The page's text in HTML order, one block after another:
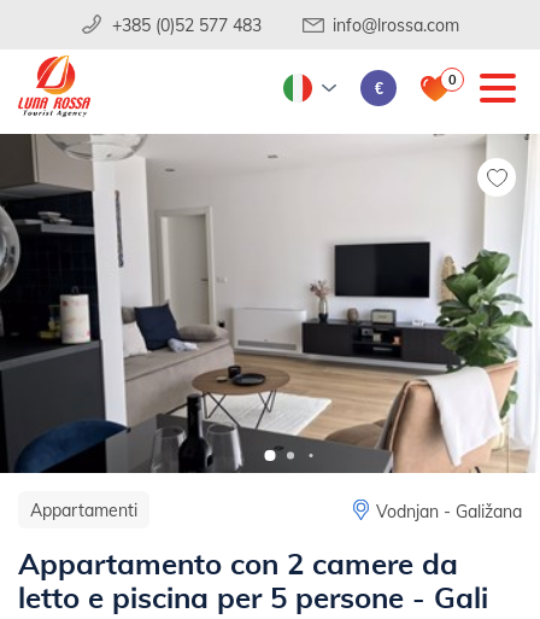
+385 (0)52 577 483 info@lrossa.com
€ 0
Appartamenti Vodnjan - Galižana
Appartamento con 2 camere da
letto e piscina per 5 persone - Gali